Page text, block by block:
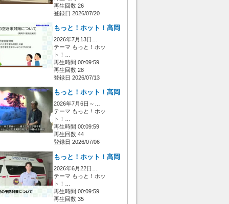
再生回数 26
登録日 2026/07/20
もっと！ホット！高岡
2026年7月13日…
テーマ もっと！ホッ
ト！…
再生時間 00:09:59
再生回数 28
登録日 2026/07/13
もっと！ホット！高岡
2026年7月6日～…
テーマ もっと！ホッ
ト！…
再生時間 00:09:59
再生回数 44
登録日 2026/07/06
もっと！ホット！高岡
2026年6月22日…
テーマ もっと！ホッ
ト！…
再生時間 00:09:59
再生回数 35